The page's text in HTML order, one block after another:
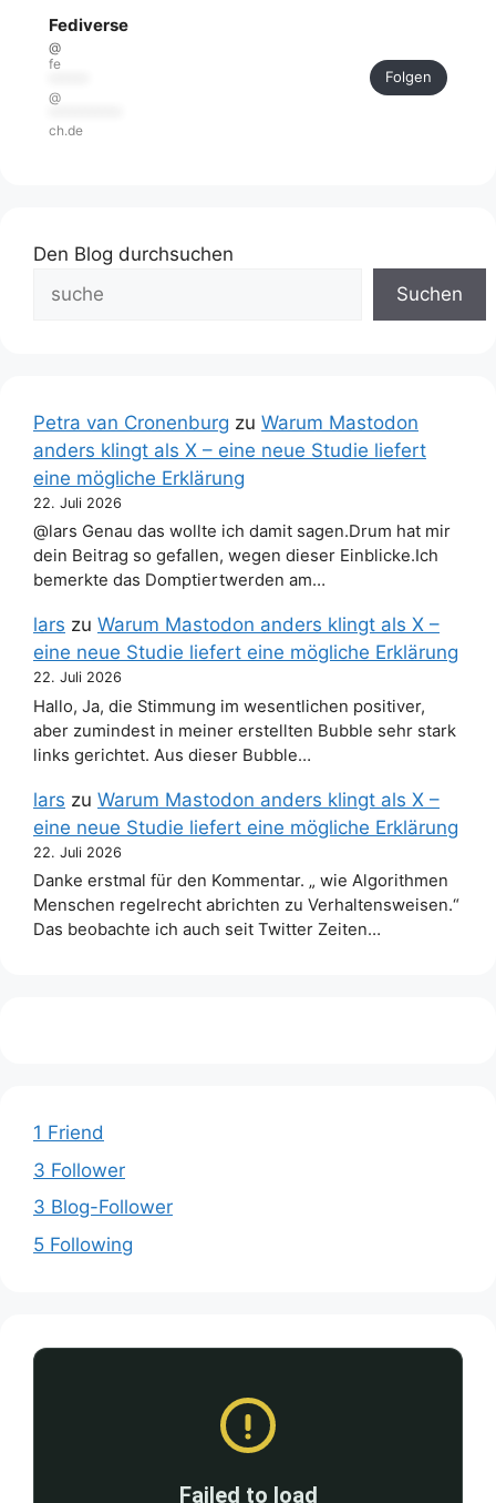
Fediverse
@
fe
@
ch.de
Folgen
Den Blog durchsuchen
Suchen
Petra van Cronenburg zu Warum Mastodon
anders klingt als X – eine neue Studie liefert
eine mögliche Erklärung
22. Juli 2026
@lars Genau das wollte ich damit sagen.Drum hat mir
dein Beitrag so gefallen, wegen dieser Einblicke.Ich
bemerkte das Domptiertwerden am…
lars zu Warum Mastodon anders klingt als X –
eine neue Studie liefert eine mögliche Erklärung
22. Juli 2026
Hallo, Ja, die Stimmung im wesentlichen positiver,
aber zumindest in meiner erstellten Bubble sehr stark
links gerichtet. Aus dieser Bubble…
lars zu Warum Mastodon anders klingt als X –
eine neue Studie liefert eine mögliche Erklärung
22. Juli 2026
Danke erstmal für den Kommentar. „ wie Algorithmen
Menschen regelrecht abrichten zu Verhaltensweisen.“
Das beobachte ich auch seit Twitter Zeiten…
1 Friend
3 Follower
3 Blog-Follower
5 Following